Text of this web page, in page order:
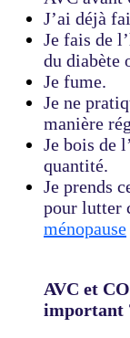
J’ai déjà
Je fais de
du diabète
Je fume.
Je ne
manière
Je bois de
quantité.
Je prends
pour lutter
ménopause
AVC et
important